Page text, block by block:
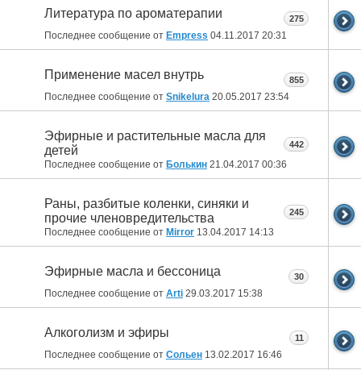
Литература по ароматерапии
Последнее сообщение от Empress 04.11.2017 20:31
275
Применение масел внутрь
Последнее сообщение от Snikelura 20.05.2017 23:54
855
Эфирные и растительные масла для
детей
Последнее сообщение от Болькин 21.04.2017 00:36
442
Раны, разбитые коленки, синяки и
прочие членовредительства
Последнее сообщение от Mirror 13.04.2017 14:13
245
Эфирные масла и бессоница
Последнее сообщение от Arti 29.03.2017 15:38
30
Алкоголизм и эфиры
Последнее сообщение от Сольен 13.02.2017 16:46
11